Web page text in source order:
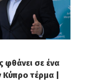
φθάνει σε ένα
Κύπρο τέρμα |